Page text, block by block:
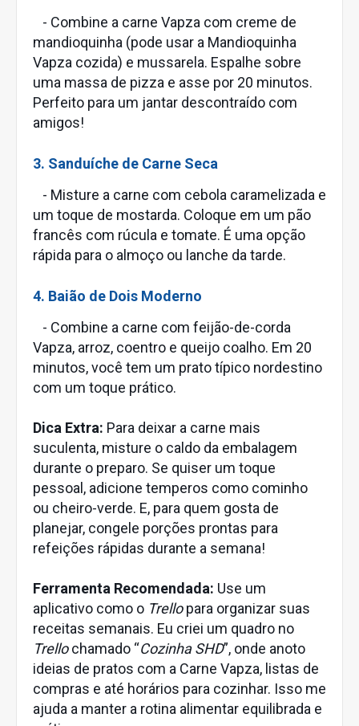
- Combine a carne Vapza com creme de
mandioquinha (pode usar a Mandioquinha
Vapza cozida) e mussarela. Espalhe sobre
uma massa de pizza e asse por 20 minutos.
Perfeito para um jantar descontraído com
amigos!
3. Sanduíche de Carne Seca
- Misture a carne com cebola caramelizada e
um toque de mostarda. Coloque em um pão
francês com rúcula e tomate. É uma opção
rápida para o almoço ou lanche da tarde.
4. Baião de Dois Moderno
- Combine a carne com feijão-de-corda
Vapza, arroz, coentro e queijo coalho. Em 20
minutos, você tem um prato típico nordestino
com um toque prático.
Dica Extra: Para deixar a carne mais
suculenta, misture o caldo da embalagem
durante o preparo. Se quiser um toque
pessoal, adicione temperos como cominho
ou cheiro-verde. E, para quem gosta de
planejar, congele porções prontas para
refeições rápidas durante a semana!
Ferramenta Recomendada: Use um
aplicativo como o Trellopara organizar suas
receitas semanais. Eu criei um quadro no
Trellochamado “Cozinha SHD”, onde anoto
ideias de pratos com a Carne Vapza, listas de
compras e até horários para cozinhar. Isso me
ajuda a manter a rotina alimentar equilibrada e